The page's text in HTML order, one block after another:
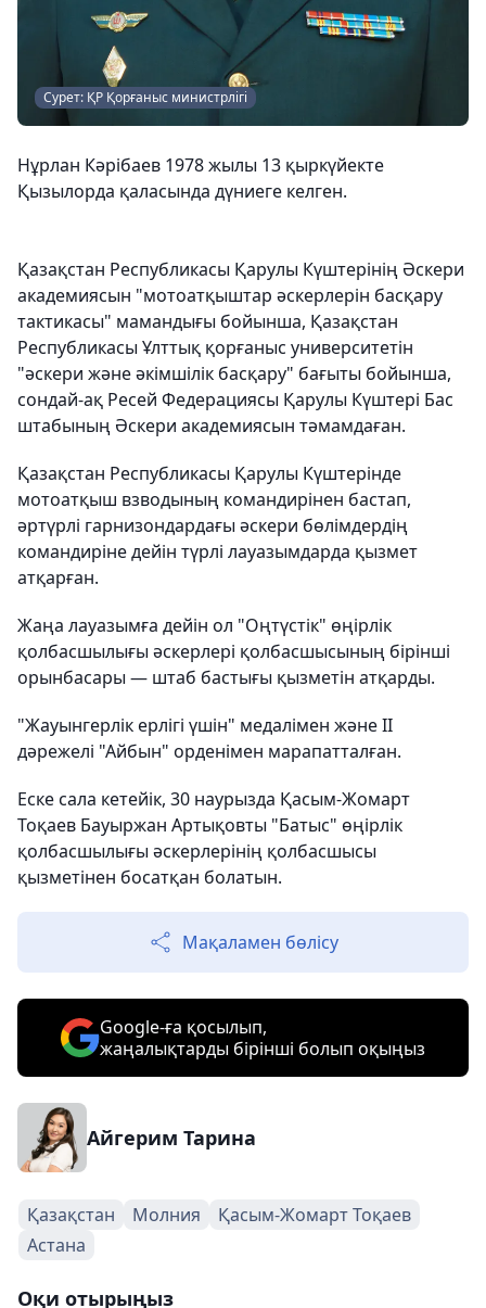
Сурет: ҚР Қорғаныс министрлігі
Нұрлан Кәрібаев 1978 жылы 13 қыркүйекте
Қызылорда қаласында дүниеге келген.
Қазақстан Республикасы Қарулы Күштерінің Әскери
академиясын "мотоатқыштар әскерлерін басқару
тактикасы" мамандығы бойынша, Қазақстан
Республикасы Ұлттық қорғаныс университетін
"әскери және әкімшілік басқару" бағыты бойынша,
сондай-ақ Ресей Федерациясы Қарулы Күштері Бас
штабының Әскери академиясын тәмамдаған.
Қазақстан Республикасы Қарулы Күштерінде
мотоатқыш взводының командирінен бастап,
әртүрлі гарнизондардағы әскери бөлімдердің
командиріне дейін түрлі лауазымдарда қызмет
атқарған.
Жаңа лауазымға дейін ол "Оңтүстік" өңірлік
қолбасшылығы әскерлері қолбасшысының бірінші
орынбасары — штаб бастығы қызметін атқарды.
"Жауынгерлік ерлігі үшін" медалімен және II
дәрежелі "Айбын" орденімен марапатталған.
Еске сала кетейік, 30 наурызда Қасым-Жомарт
Тоқаев Бауыржан Артықовты "Батыс" өңірлік
қолбасшылығы әскерлерінің қолбасшысы
қызметінен босатқан болатын.
Мақаламен бөлісу
Google-ға қосылып,
жаңалықтарды бірінші болып оқыңыз
Айгерим Тарина
Қазақстан Молния
Қасым-Жомарт Тоқаев
Астана
Оқи отырыңыз